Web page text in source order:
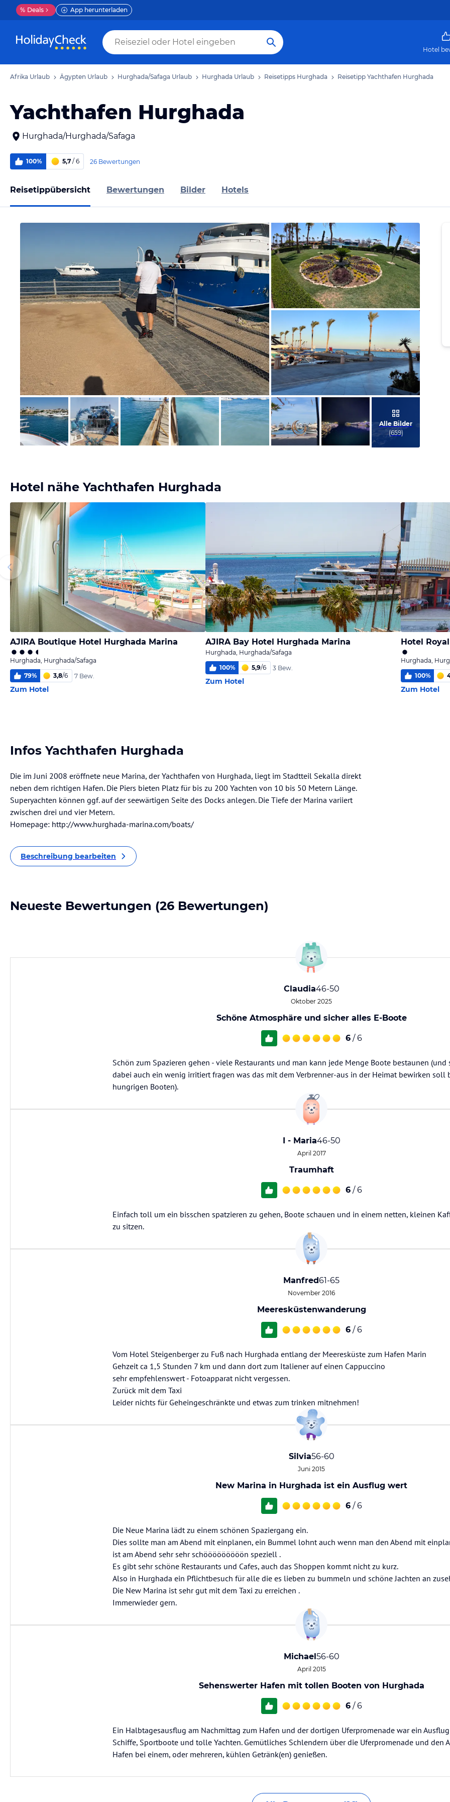
% Deals App herunterladen
Hotel
Afrika Urlaub Ägypten Urlaub Hurghada/Safaga Urlaub Hurghada Urlaub Reisetipps Hurghada Reisetipp Yachthafen Hurghada
Yachthafen Hurghada
Hurghada/Hurghada/Safaga
100% 5,7 / 6 26 Bewertungen
Reisetippübersicht Bewertungen Bilder Hotels
Bild melden
von Wissam
Bild melden
von Martina
Bild melden
von Stefan
Alle Bilder
(659)
Hotel nähe Yachthafen Hurghada
AJIRA Boutique Hotel Hurghada Marina
Hurghada, Hurghada/Safaga
79% 3,8/6 7 Bew.
Zum Hotel
AJIRA Bay Hotel Hurghada Marina
Hurghada, Hurghada/Safaga
100% 5,9/6 3 Bew.
Zum Hotel
Hotel
Hurghada,
100%
Zum Hotel
Infos Yachthafen Hurghada
Die im Juni 2008 eröffnete neue Marina, der Yachthafen von Hurghada, liegt im Stadtteil Sekalla direkt
neben dem richtigen Hafen. Die Piers bieten Platz für bis zu 200 Yachten von 10 bis 50 Metern Länge.
Superyachten können ggf. auf der seewärtigen Seite des Docks anlegen. Die Tiefe der Marina variiert
zwischen drei und vier Metern.
Homepage: http://www.hurghada-marina.com/boats/
Beschreibung bearbeiten
Neueste Bewertungen (26 Bewertungen)
Claudia46-50
Oktober 2025
Schöne Atmosphäre und sicher alles E-Boote
6 / 6
Schön zum Spazieren gehen - viele Restaurants und man kann jede Menge Boote bestaunen
dabei auch ein wenig irritiert fragen was das mit dem Verbrenner-aus in der Heimat bewirken soll
hungrigen Booten).
I - Maria46-50
April 2017
Traumhaft
6 / 6
Einfach toll um ein bisschen spatzieren zu gehen, Boote schauen und in einem netten, kleinen
zu sitzen.
Manfred61-65
November 2016
Meeresküstenwanderung
6 / 6
Vom Hotel Steigenberger zu Fuß nach Hurghada entlang der Meeresküste zum Hafen Marin
Gehzeit ca 1,5 Stunden 7 km und dann dort zum Italiener auf einen Cappuccino
sehr empfehlenswert - Fotoapparat nicht vergessen.
Zurück mit dem Taxi
Leider nichts für Geheingeschränkte und etwas zum trinken mitnehmen!
Silvia56-60
Juni 2015
New Marina in Hurghada ist ein Ausflug wert
6 / 6
Die Neue Marina lädt zu einem schönen Spaziergang ein.
Dies sollte man am Abend mit einplanen, ein Bummel lohnt auch wenn man den Abend mit
ist am Abend sehr sehr schööööööööön speziell .
Es gibt sehr schöne Restaurants und Cafes, auch das Shoppen kommt nicht zu kurz.
Also in Hurghada ein Pflichtbesuch für alle die es lieben zu bummeln und schöne Jachten an
Die New Marina ist sehr gut mit dem Taxi zu erreichen .
Immerwieder gern.
Michael56-60
April 2015
Sehenswerter Hafen mit tollen Booten von Hurghada
6 / 6
Ein Halbtagesausflug am Nachmittag zum Hafen und der dortigen Uferpromenade war ein
Schiffe, Sportboote und tolle Yachten. Gemütliches Schlendern über die Uferpromenade und den
Hafen bei einem, oder mehreren, kühlen Getränk(en) genießen.